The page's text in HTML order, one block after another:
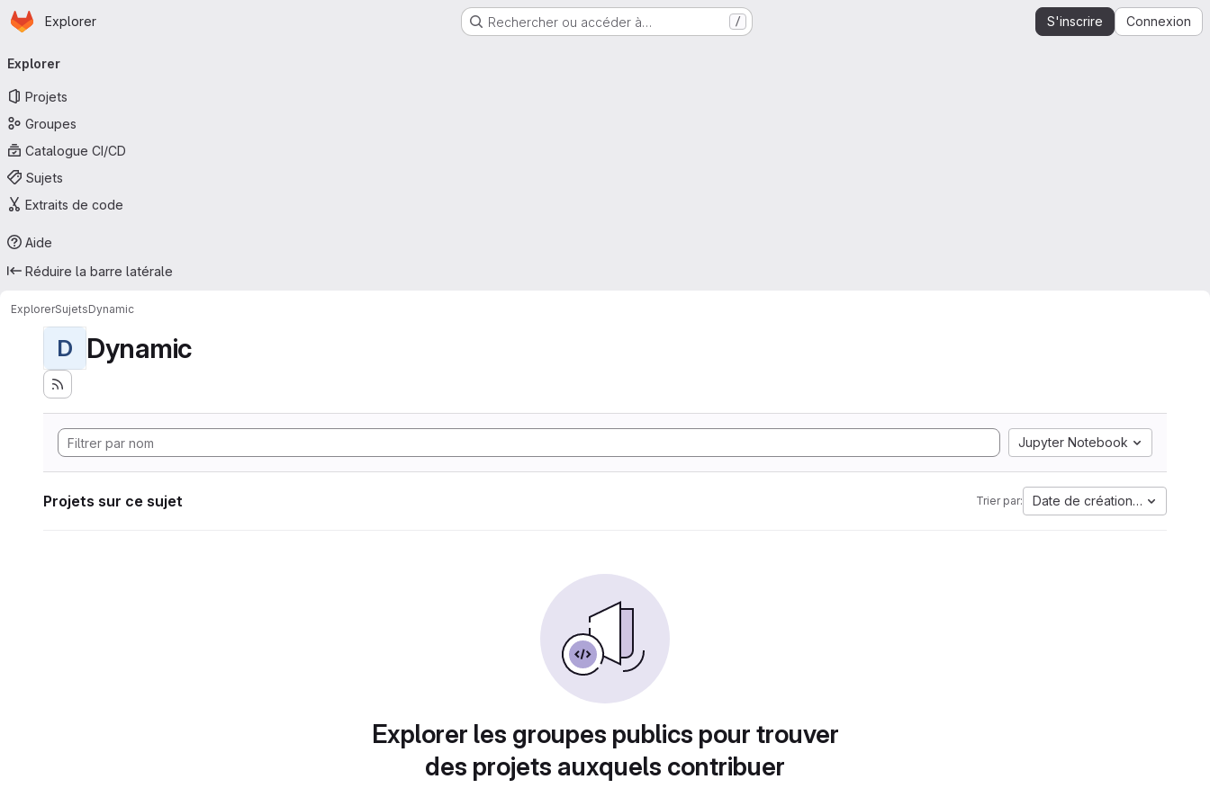
Passer au contenu principal
Page d'accueil
Explorer Rechercher ou accéder à… / S'inscrire Connexion
principale
Explorer
Projets
Groupes
Catalogue CI/CD
Sujets
Extraits de code
Aide
Réduire la barre latérale
ExplorerSujetsDynamic
D Dynamic
Jupyter Notebook
Projets sur ce sujet Trier par: Date de création la plus
Explorer les groupes publics pour trouver
des projets auxquels contribuer